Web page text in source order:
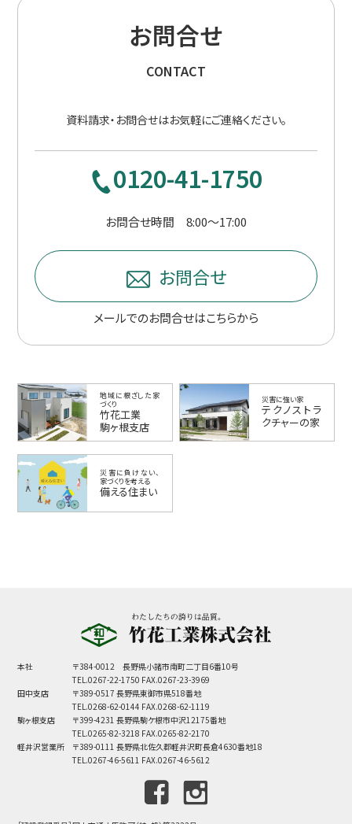
産業廃棄処理施設
お問合せ
CONTACT
資料請求・お問合せはお気軽にご連絡ください。
0120-41-1750
お問合せ時間 8:00〜17:00
お問合せ
メールでのお問合せはこちらから
地域に根ざした家
づくり
竹花工業
駒ヶ根支店
災害に強い家
テクノストラ
クチャーの家
災害に負けない、
家づくりを考える
備える住まい
本社
〒384-0012 長野県小諸市南町二丁目6番10号
TEL.0267-22-1750 FAX.0267-23-3969
田中支店
〒389-0517 長野県東御市県518番地
TEL.0268-62-0144 FAX.0268-62-1119
駒ヶ根支店
〒399-4231 長野県駒ケ根市中沢12175番地
TEL.0265-82-3218 FAX.0265-82-2170
軽井沢営業所
〒389-0111 長野県北佐久郡軽井沢町長倉4630番地18
TEL.0267-46-5611 FAX.0267-46-5612